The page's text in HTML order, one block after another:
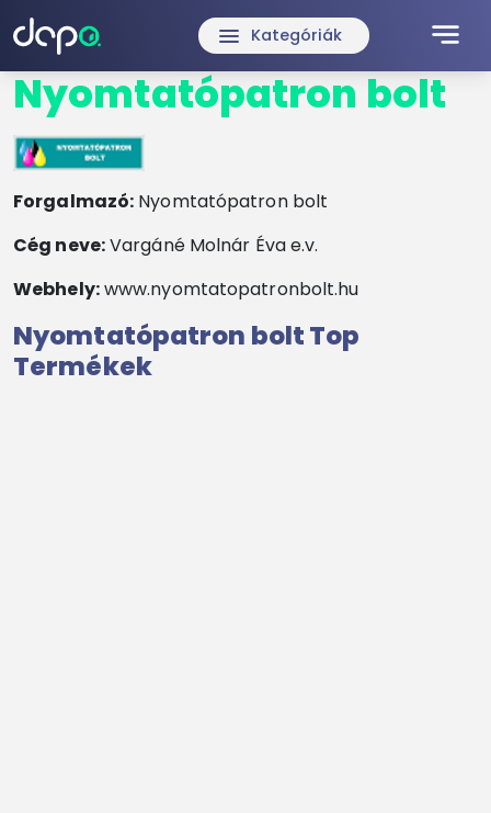
notes
menu Kategóriák
Nyomtatópatron bolt
Forgalmazó: Nyomtatópatron bolt
Cég neve:Vargáné Molnár Éva e.v.
Webhely:www.nyomtatopatronbolt.hu
Nyomtatópatron bolt Top
Termékek